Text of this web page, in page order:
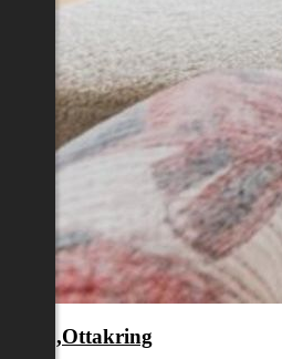
16.,Ottakring